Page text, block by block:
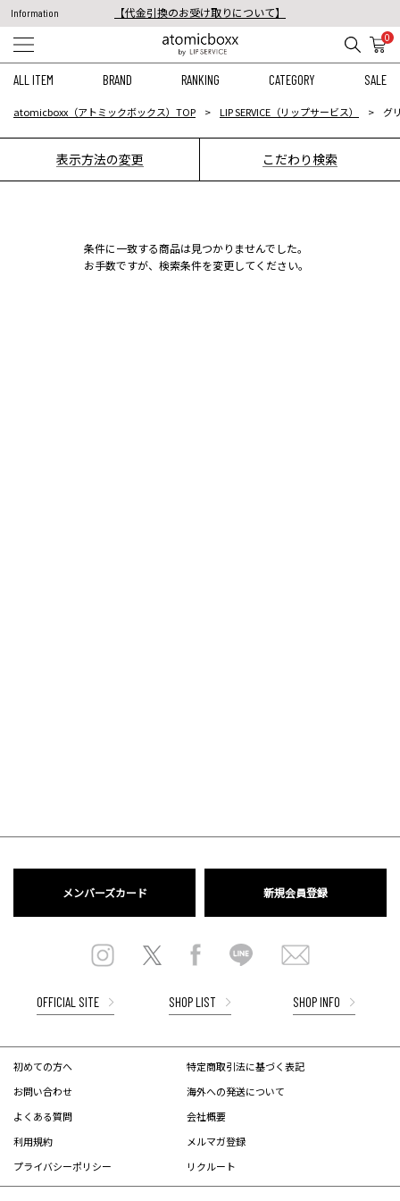
Information
【代金引換のお受け取りについて】
税込11,000円以上のご注文で送料無料！
0
ALL ITEM BRAND RANKING CATEGORY SALE
atomicboxx（アトミックボックス）TOP LIP SERVICE（リップサービス） グ
表示方法の変更 こだわり検索
条件に一致する商品は見つかりませんでした。
お手数ですが、検索条件を変更してください。
メンバーズカード 新規会員登録
OFFICIAL SITE SHOP LIST SHOP INFO
初めての方へ
お問い合わせ
よくある質問
利用規約
プライバシーポリシー
特定商取引法に基づく表記
海外への発送について
会社概要
メルマガ登録
リクルート